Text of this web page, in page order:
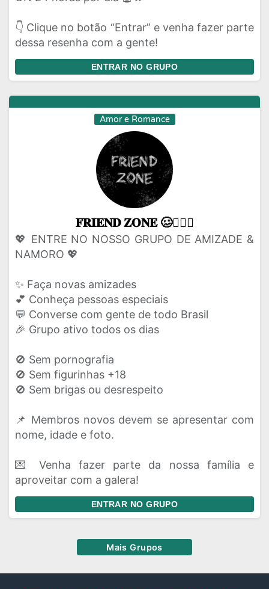
👇 Clique no botão “Entrar” e venha fazer parte
dessa resenha com a gente!
ENTRAR NO GRUPO
Amor e Romance
𝐅𝐑𝐈𝐄𝐍𝐃 𝐙𝐎𝐍𝐄 🥴👩‍❤️‍👨
💖 ENTRE NO NOSSO GRUPO DE AMIZADE &
NAMORO 💖
✨ Faça novas amizades
💕 Conheça pessoas especiais
💬 Converse com gente de todo Brasil
🎉 Grupo ativo todos os dias
🚫 Sem pornografia
🚫 Sem figurinhas +18
🚫 Sem brigas ou desrespeito
📌 Membros novos devem se apresentar com
nome, idade e foto.
💌 Venha fazer parte da nossa família e
aproveitar com a galera!
ENTRAR NO GRUPO
Mais Grupos